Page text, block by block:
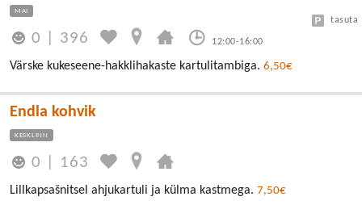
MAI
0 396 12:00-16:00
tasuta
Värske kukeseene-hakklihakaste kartulitambiga. 6,50€
Endla kohvik
KESKLINN
0 163
Lillkapsašnitsel ahjukartuli ja külma kastmega. 7,50€